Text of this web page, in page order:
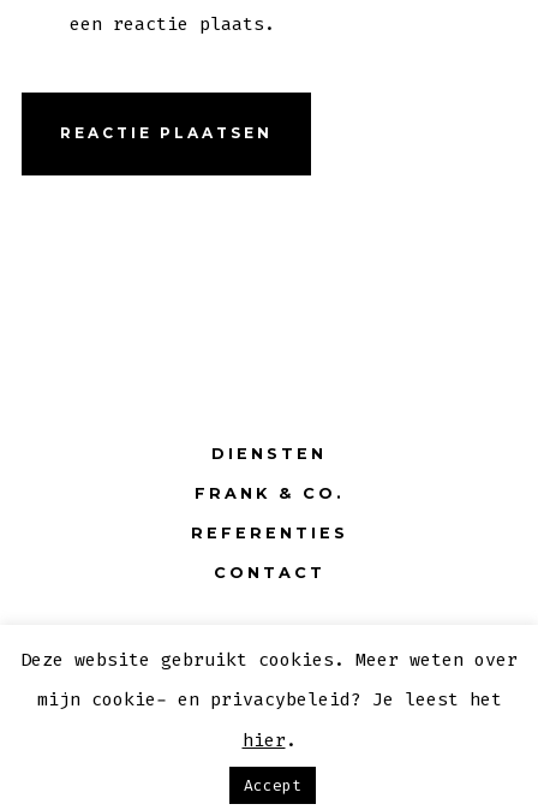
een reactie plaats.
DIENSTEN
FRANK & CO.
REFERENTIES
CONTACT
Deze website gebruikt cookies. Meer weten over
mijn cookie- en privacybeleid? Je leest het
hier.
Accept